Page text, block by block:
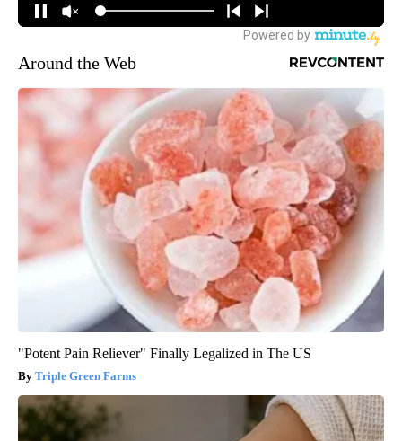
Around the Web
"Potent Pain Reliever" Finally Legalized in The US
Triple Green Farms